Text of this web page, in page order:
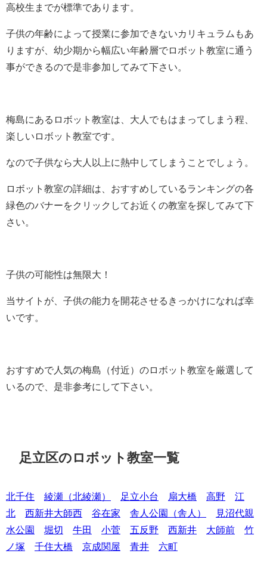
高校生までが標準であります。
子供の年齢によって授業に参加できないカリキュラムもあ
りますが、幼少期から幅広い年齢層でロボット教室に通う
事ができるので是非参加してみて下さい。
梅島にあるロボット教室は、大人でもはまってしまう程、
楽しいロボット教室です。
なので子供なら大人以上に熱中してしまうことでしょう。
ロボット教室の詳細は、おすすめしているランキングの各
緑色のバナーをクリックしてお近くの教室を探してみて下
さい。
子供の可能性は無限大！
当サイトが、子供の能力を開花させるきっかけになれば幸
いです。
おすすめで人気の梅島（付近）のロボット教室を厳選して
いるので、是非参考にして下さい。
足立区のロボット教室一覧
北千住 綾瀬（北綾瀬） 足立小台 扇大橋 高野
江
北
西新井大師西 谷在家 舎人公園（舎人）
見沼代親
水公園
堀切 牛田 小菅 五反野 西新井 大師前
竹
ノ塚
千住大橋 京成関屋 青井 六町